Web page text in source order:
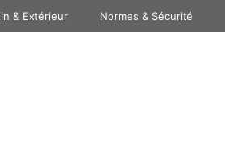
& Extérieur Normes & Sécurité